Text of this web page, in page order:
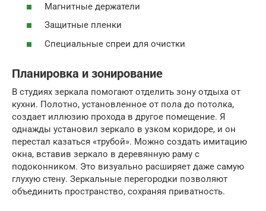
Магнитные держатели
Защитные пленки
Специальные спреи для очистки
Планировка и зонирование
В студиях зеркала помогают отделить зону отдыха от
кухни. Полотно, установленное от пола до потолка,
создает иллюзию прохода в другое помещение. Я
однажды установил зеркало в узком коридоре, и он
перестал казаться «трубой». Можно создать имитацию
окна, вставив зеркало в деревянную раму с
подоконником. Это визуально расширяет даже самую
глухую стену. Зеркальные перегородки позволяют
объединить пространство, сохраняя приватность.